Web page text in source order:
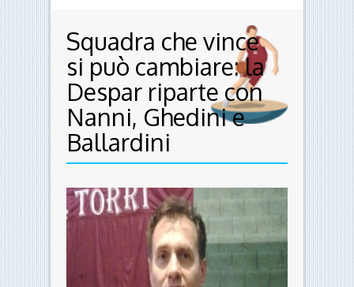
Squadra che vince
si può cambiare: la
Despar riparte con
Nanni, Ghedini e
Ballardini